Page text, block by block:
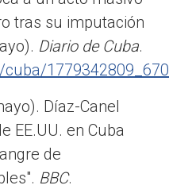
tras su imputación
Diario de Cuba.
Díaz-Canel
EE.UU. en Cuba
de
BBC.